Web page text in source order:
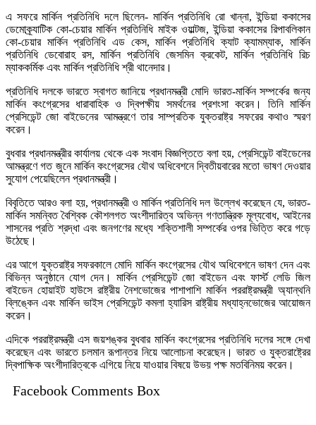
এ সফরে মার্কিন প্রতিনিধি দলে ছিলেন- মার্কিন প্রতিনিধি রো খান্না, ইন্ডিয়া ককাসের
ডেমোক্র্যাটিক কো-চেয়ার মার্কিন প্রতিনিধি মাইক ওয়াল্টজ, ইন্ডিয়া ককাসের রিপাবলিকান
কো-চেয়ার মার্কিন প্রতিনিধি এড কেস, মার্কিন প্রতিনিধি ক্যাট ক্যামম্যাক, মার্কিন
প্রতিনিধি ডেবোরাহ রস, মার্কিন প্রতিনিধি জেসমিন ক্রকেট, মার্কিন প্রতিনিধি রিচ
ম্যাককর্মিক এবং মার্কিন প্রতিনিধি শ্রী থানেদার।
প্রতিনিধি দলকে ভারতে স্বাগত জানিয়ে প্রধানমন্ত্রী মোদি ভারত-মার্কিন সম্পর্কের জন্য
মার্কিন কংগ্রেসের ধারাবাহিক ও দ্বিপক্ষীয় সমর্থনের প্রশংসা করেন। তিনি মার্কিন
প্রেসিডেন্ট জো বাইডেনের আমন্ত্রণে তার সাম্প্রতিক যুক্তরাষ্ট্র সফরের কথাও স্মরণ
করেন।
বুধবার প্রধানমন্ত্রীর কার্যালয় থেকে এক সংবাদ বিজ্ঞপ্তিতে বলা হয়, প্রেসিডেন্ট বাইডেনের
আমন্ত্রণে গত জুনে মার্কিন কংগ্রেসের যৌথ অধিবেশনে দ্বিতীয়বারের মতো ভাষণ দেওয়ার
সুযোগ পেয়েছিলেন প্রধানমন্ত্রী।
বিবৃতিতে আরও বলা হয়, প্রধানমন্ত্রী ও মার্কিন প্রতিনিধি দল উল্লেখ করেছেন যে, ভারত-
মার্কিন সমন্বিত বৈশ্বিক কৌশলগত অংশীদারিত্ব অভিন্ন গণতান্ত্রিক মূল্যবোধ, আইনের
শাসনের প্রতি শ্রদ্ধা এবং জনগণের মধ্যে শক্তিশালী সম্পর্কের ওপর ভিত্তি করে গড়ে
উঠেছে।
এর আগে যুক্তরাষ্ট্র সফরকালে মোদি মার্কিন কংগ্রেসের যৌথ অধিবেশনে ভাষণ দেন এবং
বিভিন্ন অনুষ্ঠানে যোগ দেন। মার্কিন প্রেসিডেন্ট জো বাইডেন এবং ফার্স্ট লেডি জিল
বাইডেন হোয়াইট হাউসে রাষ্ট্রীয় নৈশভোজের পাশাপাশি মার্কিন পররাষ্ট্রমন্ত্রী অ্যান্থনি
ব্লিঙ্কেন এবং মার্কিন ভাইস প্রেসিডেন্ট কমলা হ্যারিস রাষ্ট্রীয় মধ্যাহ্নভোজের আয়োজন
করেন।
এদিকে পররাষ্ট্রমন্ত্রী এস জয়শঙ্কর বুধবার মার্কিন কংগ্রেসের প্রতিনিধি দলের সঙ্গে দেখা
করেছেন এবং ভারতে চলমান রূপান্তর নিয়ে আলোচনা করেছেন। ভারত ও যুক্তরাষ্ট্রের
দ্বিপাক্ষিক অংশীদারিত্বকে এগিয়ে নিয়ে যাওয়ার বিষয়ে উভয় পক্ষ মতবিনিময় করেন।
Facebook Comments Box